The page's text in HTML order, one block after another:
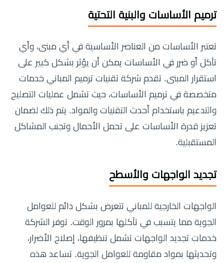
ترميم الأساسات والبنية التحتية
تعتبر الأساسات من العناصر الأساسية في أي مبنى، وأي
تآكل أو ضرر في الأساسات يمكن أن يؤثر بشكل كبير على
استقرار المبنى. تقدم شركة تقنيات ترميم المباني خدمات
متخصصة في ترميم الأساسات، حيث تشمل عمليات التصليح
والتدعيم باستخدام أحدث التقنيات والمواد. يتم ذلك لضمان
تعزيز قدرة الأساسات على تحمل الأحمال وتجنب المشاكل
المستقبلية.
تجديد الواجهات والأسطح
الواجهات الخارجية للمباني تتعرض بشكل دائم للعوامل
الجوية مما يتسبب في تآكلها بمرور الوقت. توفر الشركة
خدمات تجديد الواجهات تشمل تنظيفها، إصلاح الأضرار،
وتحديثها بمواد مقاومة للعوامل الجوية. تساعد هذه